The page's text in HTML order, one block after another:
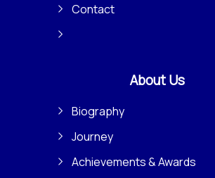
Contact
About Us
Biography
Journey
Achievements & Awards